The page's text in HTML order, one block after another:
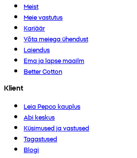
Meist
Meie vastutus
Karjäär
Võta meiega ühendust
Laiendus
Ema ja lapse maailm
Better Cotton
Klient
Leia Pepco kauplus
Abi keskus
Küsimused ja vastused
Tagastused
Blogi